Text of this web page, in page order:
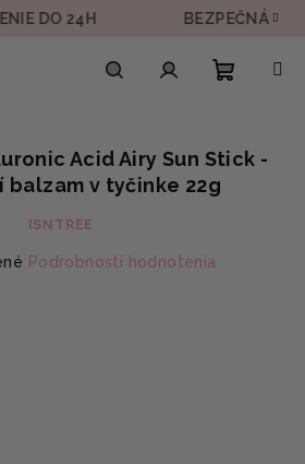
24H BEZPEČNÁ PLATBA
košík
Acid Airy Sun Stick -
balzam v tyčinke 22g
ISNTREE
Podrobnosti hodnotenia